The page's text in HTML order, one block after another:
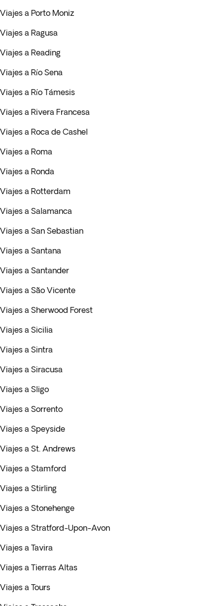
Viajes a Porto Moniz
Viajes a Ragusa
Viajes a Reading
Viajes a Río Sena
Viajes a Río Támesis
Viajes a Rivera Francesa
Viajes a Roca de Cashel
Viajes a Roma
Viajes a Ronda
Viajes a Rotterdam
Viajes a Salamanca
Viajes a San Sebastian
Viajes a Santana
Viajes a Santander
Viajes a São Vicente
Viajes a Sherwood Forest
Viajes a Sicilia
Viajes a Sintra
Viajes a Siracusa
Viajes a Sligo
Viajes a Sorrento
Viajes a Speyside
Viajes a St. Andrews
Viajes a Stamford
Viajes a Stirling
Viajes a Stonehenge
Viajes a Stratford-Upon-Avon
Viajes a Tavira
Viajes a Tierras Altas
Viajes a Tours